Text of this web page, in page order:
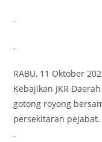
.
.
RABU, 11 Oktober
Kebajikan JKR
gotong royong
persekitaran pejabat.
.